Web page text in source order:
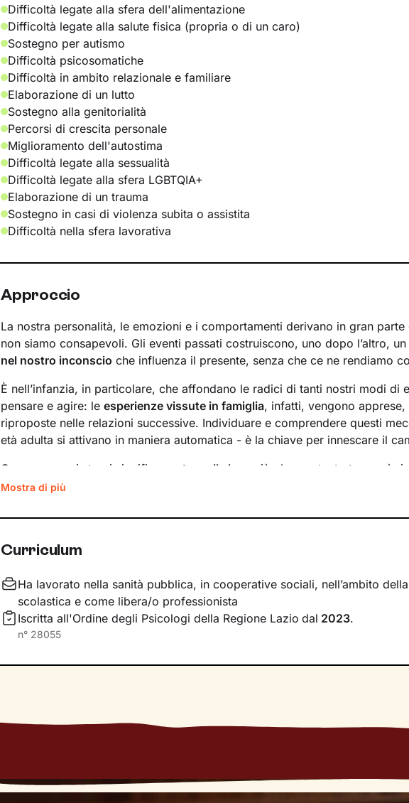
Difficoltà legate alla sfera dell'alimentazione
Difficoltà legate alla salute fisica (propria o di un caro)
Sostegno per autismo
Difficoltà psicosomatiche
Difficoltà in ambito relazionale e familiare
Elaborazione di un lutto
Sostegno alla genitorialità
Percorsi di crescita personale
Miglioramento dell'autostima
Difficoltà legate alla sessualità
Difficoltà legate alla sfera LGBTQIA+
Elaborazione di un trauma
Sostegno in casi di violenza subita o assistita
Difficoltà nella sfera lavorativa
Approccio
La nostra personalità, le emozioni e i comportamenti derivano in gran
non siamo consapevoli. Gli eventi passati costruiscono, uno dopo l’altro, un
nel nostro inconscio che influenza il presente, senza che ce ne rendiamo
È nell’infanzia, in particolare, che affondano le radici di tanti nostri modi di
pensare e agire: le esperienze vissute in famiglia, infatti, vengono
riproposte nelle relazioni successive. Individuare e comprendere questi
età adulta si attivano in maniera automatica - è la chiave per innescare il
Conoscere noi stessi significa
portare alla luce
ciò che per tanto tempo è
quinte: raggiungere questo tipo di consapevolezza è il primo passo
aiutandoti a far
definiscono ma di cui non sei ancora pienamente cosciente.
Questo ti consentirà di riscoprire alcune tue qualità che erano rimaste in
individuare risorse interiori che ti permetteranno di
esprimerti con modalità
Mostra di più
Curriculum
Ha lavorato nella sanità pubblica, in cooperative sociali, nell’ambito
scolastica e come libera/o professionista
Iscritta all'Ordine degli Psicologi della Regione Lazio dal 2023.
n° 28055